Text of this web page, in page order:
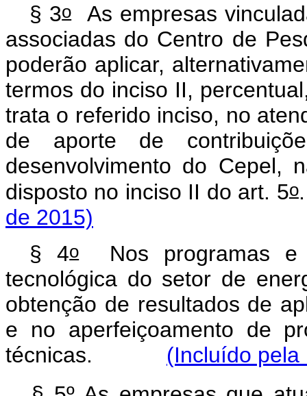
§ 3oAs empresas
associadas do Centro de
poderão aplicar,
termos do inciso II,
trata o referido inciso, no
de aporte de
desenvolvimento do Cepel,
disposto no inciso II do art. 5o
de 2015)
§ 4oNos programas e
tecnológica do setor de
obtenção de resultados de
e no aperfeiçoamento de
técnicas. (Incluído pela